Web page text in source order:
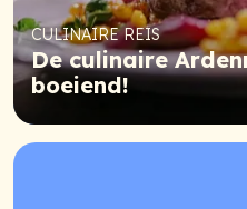
CULINAIRE REIS
De culinaire
boeiend!